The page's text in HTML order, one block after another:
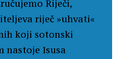
Riječi,
riječ »uhvati«
koji sotonski
nastoje Isusa